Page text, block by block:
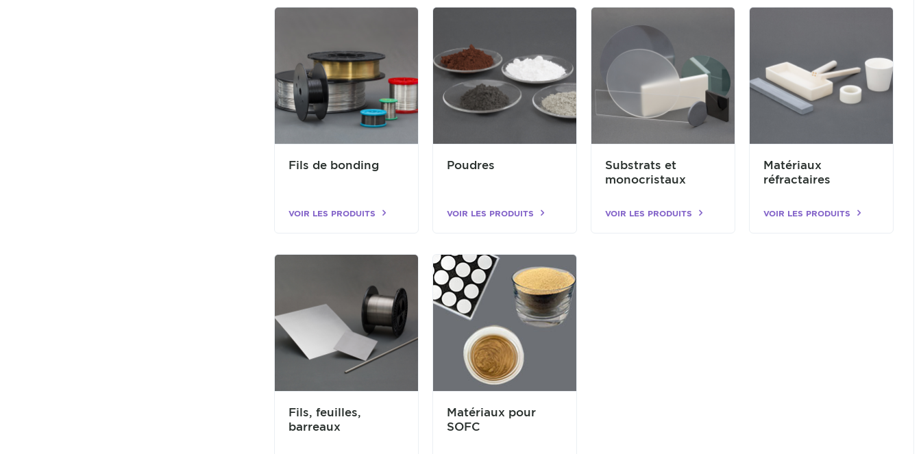
Fils de bonding
VOIR LES PRODUITS
Poudres
VOIR LES PRODUITS
Substrats et
monocristaux
VOIR LES PRODUITS
Matériaux
réfractaires
VOIR LES PRODUITS
Fils, feuilles,
barreaux
Matériaux pour
SOFC